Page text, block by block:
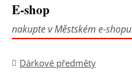
E-shop
nakupte v Městském e-shopu
Dárkové předměty